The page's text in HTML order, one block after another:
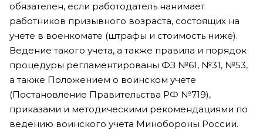
обязателен, если работодатель нанимает
работников призывного возраста, состоящих на
учете в военкомате (штрафы и стоимость ниже).
Ведение такого учета, а также правила и порядок
процедуры регламентированы ФЗ №61, №31, №53,
а также Положением о воинском учете
(Постановление Правительства РФ №719),
приказами и методическими рекомендациями по
ведению воинского учета Минобороны России.